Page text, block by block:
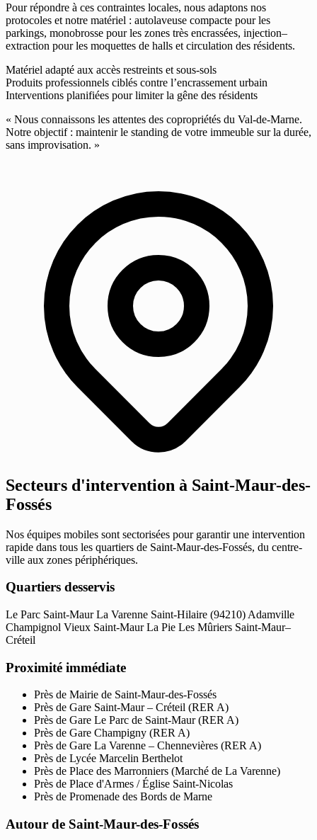
Pour répondre à ces contraintes locales, nous adaptons nos
protocoles et notre matériel : autolaveuse compacte pour les
parkings, monobrosse pour les zones très encrassées, injection–
extraction pour les moquettes de halls et circulation des résidents.
Matériel adapté aux accès restreints et sous-sols
Produits professionnels ciblés contre l’encrassement urbain
Interventions planifiées pour limiter la gêne des résidents
« Nous connaissons les attentes des copropriétés du Val-de-Marne.
Notre objectif : maintenir le standing de votre immeuble sur la durée,
sans improvisation. »
Secteurs d'intervention à Saint-Maur-des-
Fossés
Nos équipes mobiles sont sectorisées pour garantir une intervention
rapide dans tous les quartiers de Saint-Maur-des-Fossés, du centre-
ville aux zones périphériques.
Quartiers desservis
Le Parc Saint-MaurLa Varenne Saint-Hilaire (94210) Adamville
Champignol Vieux Saint-MaurLa Pie Les Mûriers Saint-Maur–
Créteil
Proximité immédiate
Près de Mairie de Saint-Maur-des-Fossés
Près de Gare Saint-Maur – Créteil (RER A)
Près de Gare Le Parc de Saint-Maur (RER A)
Près de Gare Champigny (RER A)
Près de Gare La Varenne – Chennevières (RER A)
Près de Lycée Marcelin Berthelot
Près de Place des Marronniers (Marché de La Varenne)
Près de Place d'Armes / Église Saint-Nicolas
Près de Promenade des Bords de Marne
Autour de Saint-Maur-des-Fossés